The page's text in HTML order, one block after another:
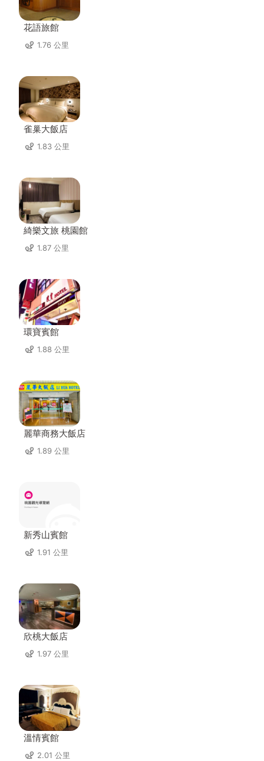
花語旅館
1.76 公里
雀巢大飯店
1.83 公里
綺樂文旅 桃園館
1.87 公里
環寶賓館
1.88 公里
麗華商務大飯店
1.89 公里
新秀山賓館
1.91 公里
欣桃大飯店
1.97 公里
溫情賓館
2.01 公里